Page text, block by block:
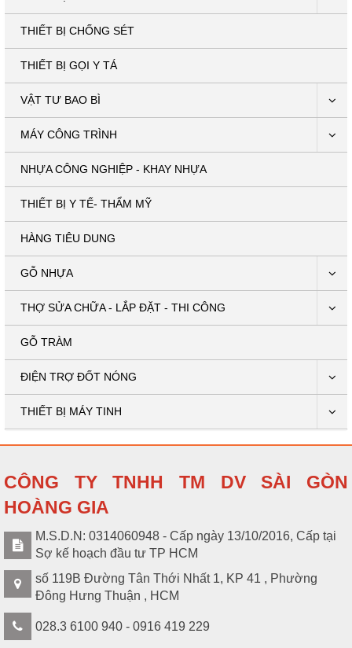
THIẾT BỊ CHỐNG SÉT
THIẾT BỊ GỌI Y TÁ
VẬT TƯ BAO BÌ
MÁY CÔNG TRÌNH
NHỰA CÔNG NGHIỆP - KHAY NHỰA
THIẾT BỊ Y TẾ- THẨM MỸ
HÀNG TIÊU DUNG
GỖ NHỰA
THỢ SỬA CHỮA - LẮP ĐẶT - THI CÔNG
GỖ TRÀM
ĐIỆN TRỢ ĐỐT NÓNG
THIẾT BỊ MÁY TINH
CÔNG TY TNHH TM DV SÀI GÒN
HOÀNG GIA
M.S.D.N: 0314060948 - Cấp ngày 13/10/2016, Cấp tại
Sợ kế hoạch đầu tư TP HCM
số 119B Đường Tân Thới Nhất 1, KP 41 , Phường
Đông Hưng Thuận , HCM
028.3 6100 940 - 0916 419 229